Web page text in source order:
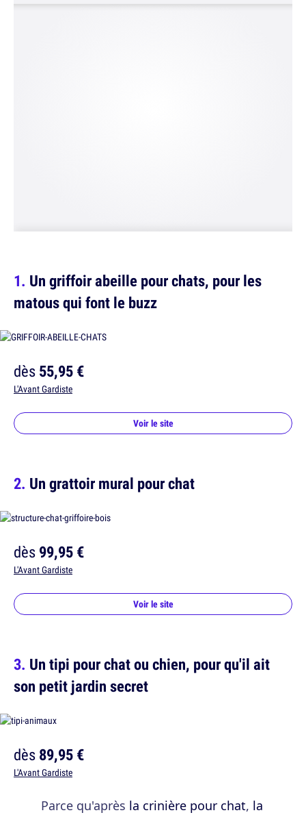
Un griffoir abeille pour chats, pour les
matous qui font le buzz
dès55,95 €
L'Avant Gardiste
Voir le site
Un grattoir mural pour chat
dès99,95 €
L'Avant Gardiste
Voir le site
Un tipi pour chat ou chien, pour qu'il ait
son petit jardin secret
dès89,95 €
L'Avant Gardiste
Parce qu'après la crinière pour chat, la